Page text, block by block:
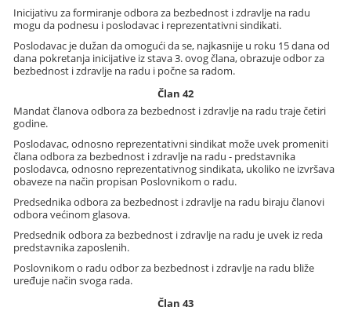
Inicijativu za formiranje odbora za bezbednost i zdravlje na radu
mogu da podnesu i poslodavac i reprezentativni sindikati.
Poslodavac je dužan da omogući da se, najkasnije u roku 15 dana od
dana pokretanja inicijative iz stava 3. ovog člana, obrazuje odbor za
bezbednost i zdravlje na radu i počne sa radom.
Član 42
Mandat članova odbora za bezbednost i zdravlje na radu traje četiri
godine.
Poslodavac, odnosno reprezentativni sindikat može uvek promeniti
člana odbora za bezbednost i zdravlje na radu - predstavnika
poslodavca, odnosno reprezentativnog sindikata, ukoliko ne izvršava
obaveze na način propisan Poslovnikom o radu.
Predsednika odbora za bezbednost i zdravlje na radu biraju članovi
odbora većinom glasova.
Predsednik odbora za bezbednost i zdravlje na radu je uvek iz reda
predstavnika zaposlenih.
Poslovnikom o radu odbor za bezbednost i zdravlje na radu bliže
uređuje način svoga rada.
Član 43